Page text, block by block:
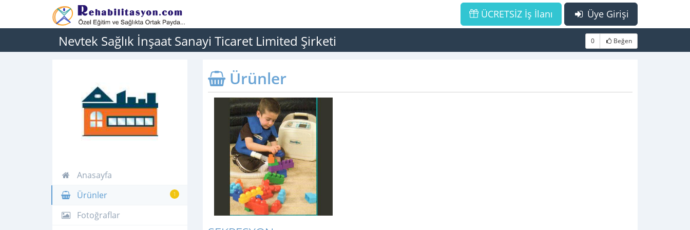
Üye Girişi
ÜCRETSİZ İş İlanı
Nevtek Sağlık İnşaat Sanayi Ticaret Limited Şirketi 0 Beğen
Anasayfa
1
Ürünler
Fotoğraflar
Ürünler